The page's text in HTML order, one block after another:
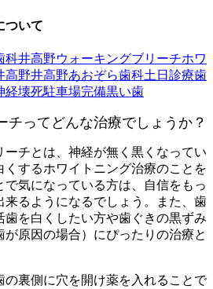
ついて
科井高野ウォーキングブリーチホワ
高野井高野あおぞら歯科土日診療歯
経壊死駐車場完備黒い歯
チってどんな治療でしょうか？
ーチとは、神経が無く黒くなってい
くするホワイトニング治療のことを
で気になっている方は、自信をもっ
来るようになるでしょう。また、歯
歯を白くしたい方や歯ぐきの黒ずみ
が原因の場合）にぴったりの治療と
の裏側に穴を開け薬を入れることで